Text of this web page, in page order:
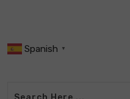
Spanish ▼